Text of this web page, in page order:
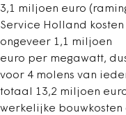
3,1 miljoen euro
Service Holland
ongeveer 1,1 miljoen
euro per megawatt,
voor 4 molens van
totaal 13,2 miljoen
werkelijke bouwkosten